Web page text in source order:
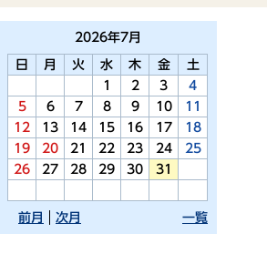
2026年7月
日 月 火 水 木 金
土
1
2 3
4
5
6 7 8 9 10
11
12
13 14 15 16 17
18
19
20 21 22 23 24
25
26
27 28 29 30 31
前月 一覧
次月